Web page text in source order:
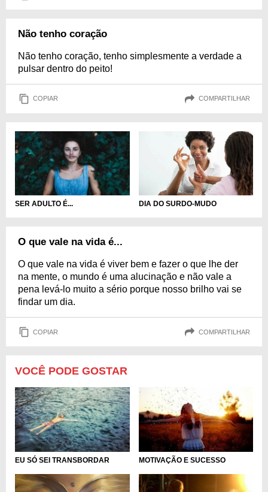
Não tenho coração
Não tenho coração, tenho simplesmente a verdade a
pulsar dentro do peito!
COPIAR COMPARTILHAR
SER ADULTO É... DIA DO SURDO-MUDO
O que vale na vida é...
O que vale na vida é viver bem e fazer o que lhe der
na mente, o mundo é uma alucinação e não vale a
pena levá-lo muito a sério porque nosso brilho vai se
findar um dia.
COPIAR COMPARTILHAR
VOCÊ PODE GOSTAR
EU SÓ SEI TRANSBORDAR MOTIVAÇÃO E SUCESSO